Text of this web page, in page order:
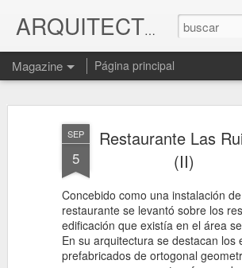
SEP
5
Restaurante Las
(II)
Concebido como una instalación
restaurante se levantó sobre los
edificación que existía en el área
En su arquitectura se destacan los
prefabricados de ortogonal
ARQUITECTURA CUBA
Magazine Página principal